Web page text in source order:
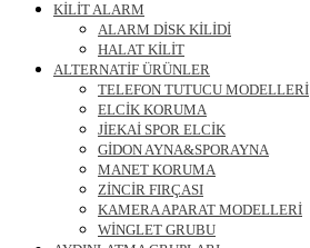
KİLİT ALARM
ALARM DİSK KİLİDİ
HALAT KİLİT
ALTERNATİF ÜRÜNLER
TELEFON TUTUCU MODELLERİ
ELCİK KORUMA
JİEKAİ SPOR ELCİK
GİDON AYNA&SPORAYNA
MANET KORUMA
ZİNCİR FIRÇASI
KAMERA APARAT MODELLERİ
WİNGLET GRUBU